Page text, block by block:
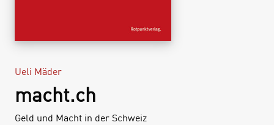
Ueli Mäder
macht.ch
Geld und Macht in der Schweiz